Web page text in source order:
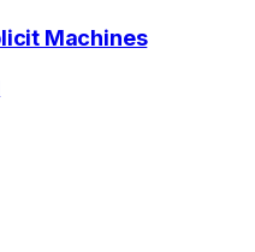
Machines